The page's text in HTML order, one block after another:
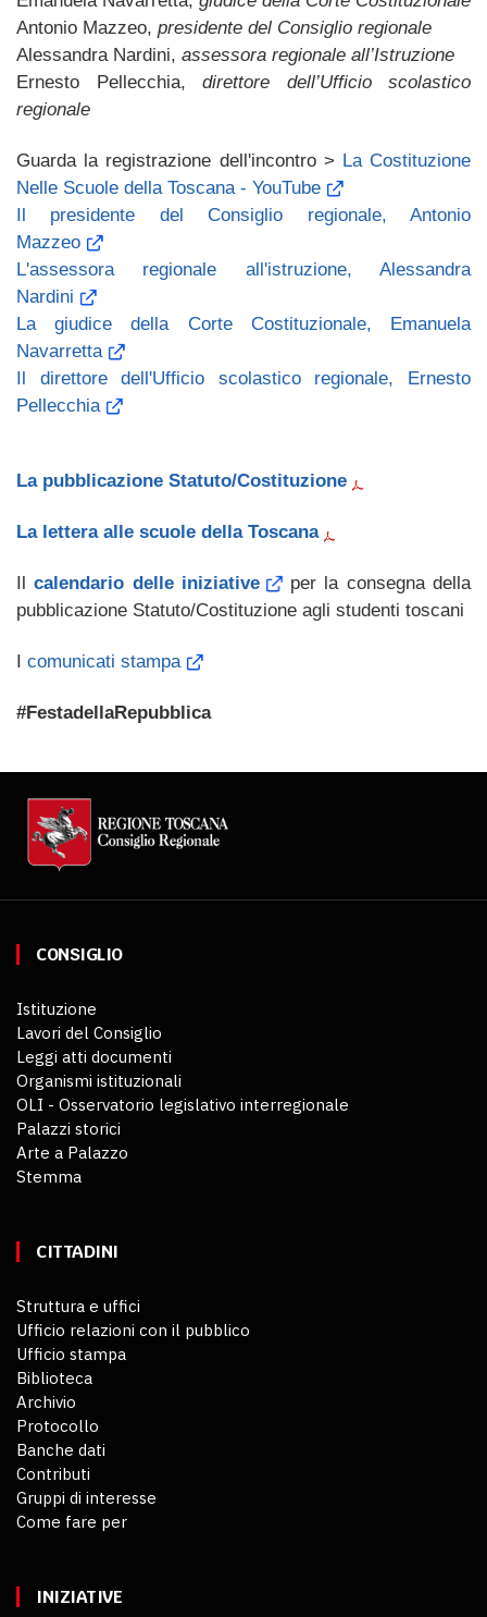
Antonio Mazzeo, presidente del Consiglio regionale
Alessandra Nardini, assessora regionale all’Istruzione
Ernesto Pellecchia, direttore dell’Ufficio scolastico
regionale
Guarda la registrazione dell'incontro > La Costituzione
Nelle Scuole della Toscana - YouTube
Il presidente del Consiglio regionale, Antonio
Mazzeo
L'assessora regionale all'istruzione, Alessandra
Nardini
La giudice della Corte Costituzionale, Emanuela
Navarretta
Il direttore dell'Ufficio scolastico regionale, Ernesto
Pellecchia
La pubblicazione Statuto/Costituzione
La lettera alle scuole della Toscana
Ilcalendario delle iniziative
per la consegna della
pubblicazione Statuto/Costituzione agli studenti toscani
I comunicati stampa
#FestadellaRepubblica
CONSIGLIO
Istituzione
Lavori del Consiglio
Leggi atti documenti
Organismi istituzionali
OLI - Osservatorio legislativo interregionale
Palazzi storici
Arte a Palazzo
Stemma
CITTADINI
Struttura e uffici
Ufficio relazioni con il pubblico
Ufficio stampa
Biblioteca
Archivio
Protocollo
Banche dati
Contributi
Gruppi di interesse
Come fare per
INIZIATIVE